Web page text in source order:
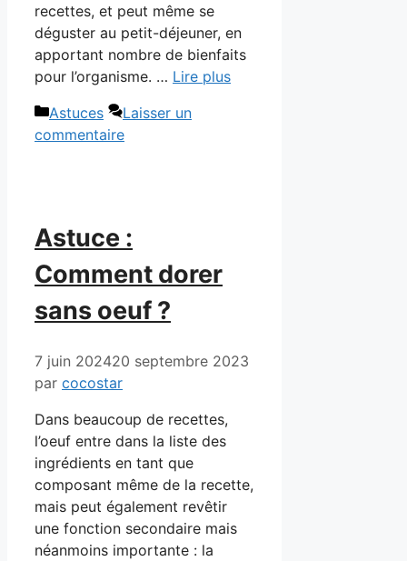
recettes, et peut même se
déguster au petit-déjeuner, en
apportant nombre de bienfaits
pour l’organisme. … Lire plus
Catégories
Astuces
Laisser un
commentaire
Astuce :
Comment dorer
sans oeuf ?
7 juin 202420 septembre 2023
par cocostar
Dans beaucoup de recettes,
l’oeuf entre dans la liste des
ingrédients en tant que
composant même de la recette,
mais peut également revêtir
une fonction secondaire mais
néanmoins importante : la